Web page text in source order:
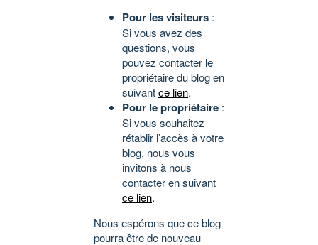
Pour les visiteurs :
Si vous avez des
questions, vous
pouvez contacter le
propriétaire du blog en
suivantce lien.
Pour le propriétaire :
Si vous souhaitez
rétablir l’accès à votre
blog, nous vous
invitons à nous
contacter en suivant
ce lien.
Nous espérons que ce blog
pourra être de nouveau